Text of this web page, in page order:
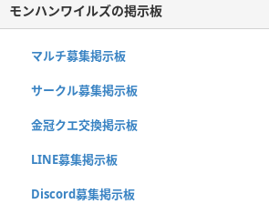
モンハンワイルズの掲示板
マルチ募集掲示板
サークル募集掲示板
金冠クエ交換掲示板
LINE募集掲示板
Discord募集掲示板